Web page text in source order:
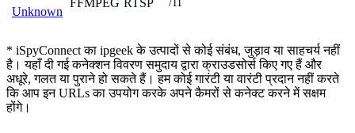
Unknown
/11
* iSpyConnect का ipgeek के उत्पादों से कोई संबंध, जुड़ाव या साहचर्य नहीं
है। यहाँ दी गई कनेक्शन विवरण समुदाय द्वारा क्राउडसोर्स किए गए हैं और
अधूरे, गलत या पुराने हो सकते हैं। हम कोई गारंटी या वारंटी प्रदान नहीं करते
कि आप इन URLs का उपयोग करके अपने कैमरों से कनेक्ट करने में सक्षम
होंगे।